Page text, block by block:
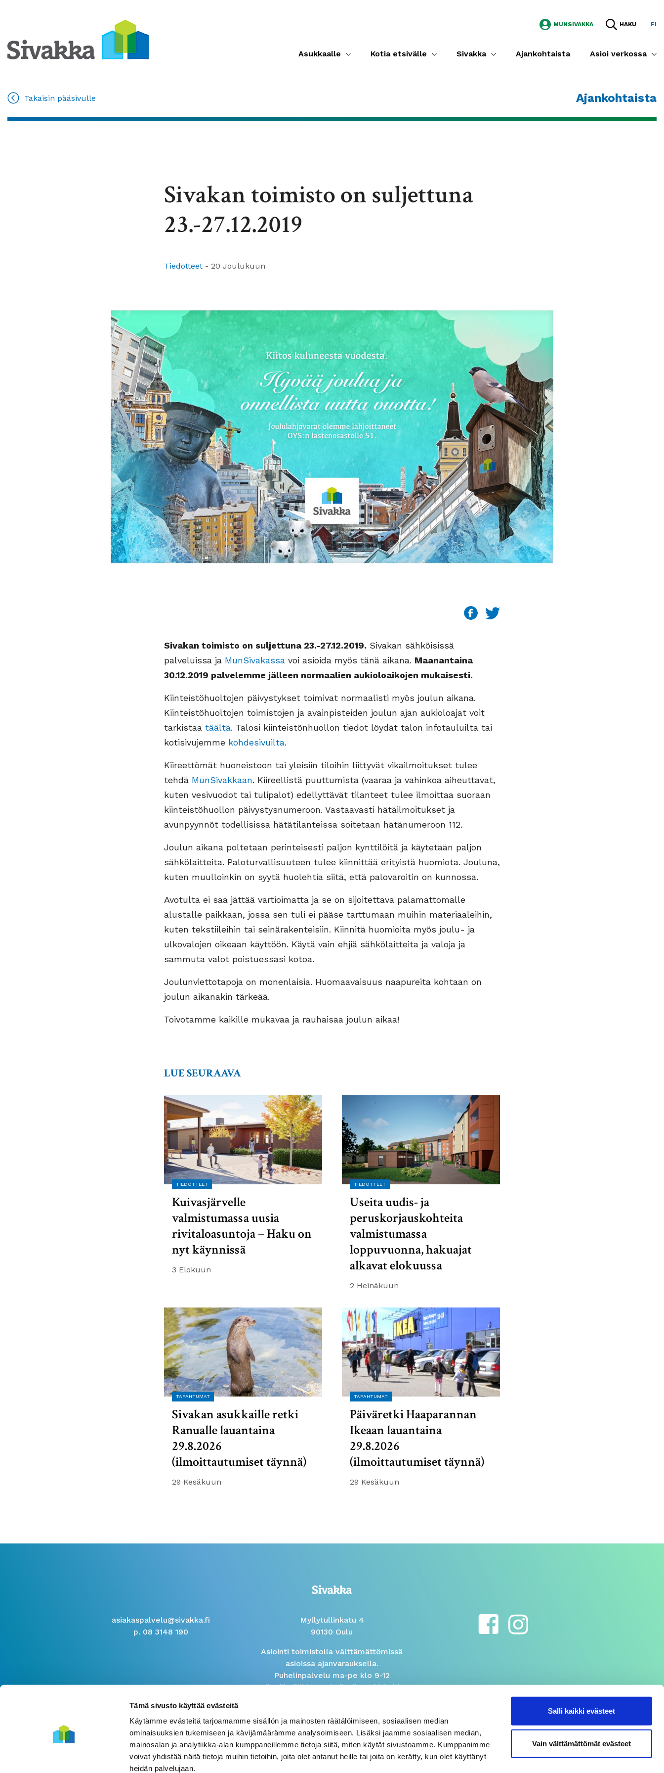
Tämä sivusto käyttää evästeitä
Käytämme evästeitä tarjoamamme sisällön ja mainosten räätälöimiseen, sosiaalisen median
ominaisuuksien tukemiseen ja kävijämäärämme analysoimiseen. Lisäksi jaamme sosiaalisen median,
mainosalan ja analytiikka-alan kumppaneillemme tietoja siitä, miten käytät sivustoamme. Kumppanimme
voivat yhdistää näitä tietoja muihin tietoihin, joita olet antanut heille tai joita on kerätty, kun olet käyttänyt
heidän palvelujaan.
Salli kaikki evästeet
Vain välttämättömät evästeet
MUNSIVAKKA HAKU FI
Asukkaalle Kotia etsivälle Sivakka Ajankohtaista Asioi verkossa
Takaisin pääsivulle Ajankohtaista
Sivakan toimisto on suljettuna
23.-27.12.2019
Tiedotteet - 20 Joulukuun
Sivakan toimisto on suljettuna 23.-27.12.2019. Sivakan sähköisissä
palveluissa ja MunSivakassa voi asioida myös tänä aikana. Maanantaina
30.12.2019 palvelemme jälleen normaalien aukioloaikojen mukaisesti.
Kiinteistöhuoltojen päivystykset toimivat normaalisti myös joulun aikana.
Kiinteistöhuoltojen toimistojen ja avainpisteiden joulun ajan aukioloajat voit
tarkistaa täältä. Talosi kiinteistönhuollon tiedot löydät talon infotauluilta tai
kotisivujemme kohdesivuilta.
Kiireettömät huoneistoon tai yleisiin tiloihin liittyvät vikailmoitukset tulee
tehdä MunSivakkaan. Kiireellistä puuttumista (vaaraa ja vahinkoa aiheuttavat,
kuten vesivuodot tai tulipalot) edellyttävät tilanteet tulee ilmoittaa suoraan
kiinteistöhuollon päivystysnumeroon. Vastaavasti hätäilmoitukset ja
avunpyynnöt todellisissa hätätilanteissa soitetaan hätänumeroon 112.
Joulun aikana poltetaan perinteisesti paljon kynttilöitä ja käytetään paljon
sähkölaitteita. Paloturvallisuuteen tulee kiinnittää erityistä huomiota. Jouluna,
kuten muulloinkin on syytä huolehtia siitä, että palovaroitin on kunnossa.
Avotulta ei saa jättää vartioimatta ja se on sijoitettava palamattomalle
alustalle paikkaan, jossa sen tuli ei pääse tarttumaan muihin materiaaleihin,
kuten tekstiileihin tai seinärakenteisiin. Kiinnitä huomioita myös joulu- ja
ulkovalojen oikeaan käyttöön. Käytä vain ehjiä sähkölaitteita ja valoja ja
sammuta valot poistuessasi kotoa.
Joulunviettotapoja on monenlaisia. Huomaavaisuus naapureita kohtaan on
joulun aikanakin tärkeää.
Toivotamme kaikille mukavaa ja rauhaisaa joulun aikaa!
LUE SEURAAVA
TIEDOTTEET
Kuivasjärvelle
valmistumassa uusia
rivitaloasuntoja – Haku on
nyt käynnissä
3 Elokuun
TIEDOTTEET
Useita uudis- ja
peruskorjauskohteita
valmistumassa
loppuvuonna, hakuajat
alkavat elokuussa
2 Heinäkuun
TAPAHTUMAT
Sivakan asukkaille retki
Ranualle lauantaina
29.8.2026
(ilmoittautumiset täynnä)
29 Kesäkuun
TAPAHTUMAT
Päiväretki Haaparannan
Ikeaan lauantaina
29.8.2026
(ilmoittautumiset täynnä)
29 Kesäkuun
asiakaspalvelu@sivakka.fi
p. 08 3148 190
Myllytullinkatu 4
90130 Oulu
Asiointi toimistolla välttämättömissä
asioissa ajanvarauksella.
Puhelinpalvelu ma-pe klo 9-12
Isännöitsijöiden puhelinaika arkisin klo
Väärinkäytösilmoitus